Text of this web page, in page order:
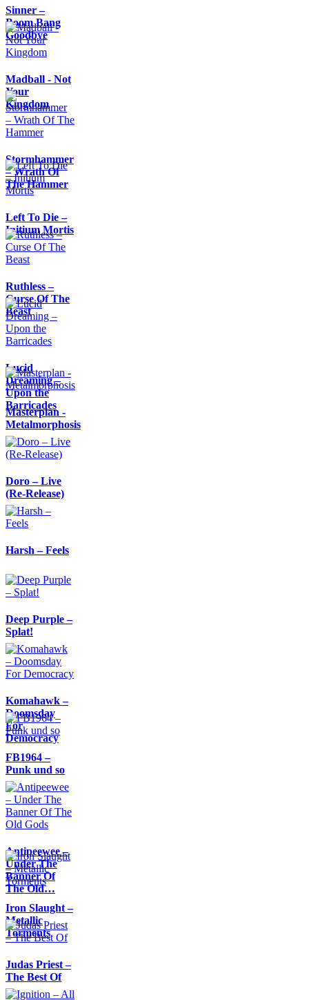
Sinner –
Boom Bang
Goodbye
Madball - Not
Your
Kingdom
Stormhammer
– Wrath Of
The Hammer
Left To Die –
Initium Mortis
Ruthless –
Curse Of The
Beast
Lucid
Dreaming –
Upon the
Barricades
Masterplan -
Metalmorphosis
Doro – Live
(Re-Release)
Harsh – Feels
Deep Purple –
Splat!
Komahawk –
Doomsday
For
Democracy
FB1964 –
Punk und so
Antipeewee –
Under The
Banner Of
The Old…
Iron Slaught –
Metallic
Torments
Judas Priest –
The Best Of